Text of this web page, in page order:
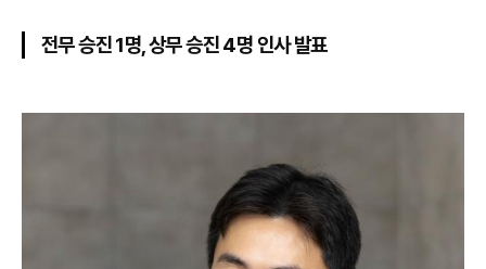
전무 승진 1명, 상무 승진 4명 인사 발표